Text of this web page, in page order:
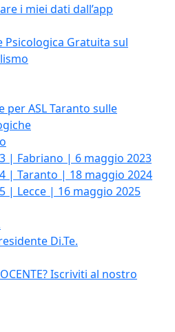
i miei dati dall’app
Psicologica Gratuita sul
per ASL Taranto sulle
| Fabriano | 6 maggio 2023
| Taranto | 18 maggio 2024
| Lecce | 16 maggio 2025
Di.Te.
Iscriviti al nostro